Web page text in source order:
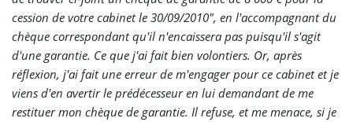
cession de votre cabinet le 30/09/2010", en l'accompagnant du
chèque correspondant qu'il n'encaissera pas puisqu'il s'agit
d'une garantie. Ce que j'ai fait bien volontiers. Or, après
réflexion, j'ai fait une erreur de m'engager pour ce cabinet et je
viens d'en avertir le prédécesseur en lui demandant de me
restituer mon chèque de garantie. Il refuse, et me menace, si je